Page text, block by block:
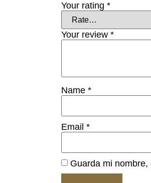
Your rating *
Your review *
Name *
Email *
Guarda mi